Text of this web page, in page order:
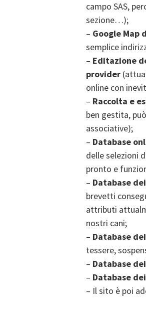
campo SAS,
sezione…);
– Google Map
semplice
– Editazione
provider
online con
– Raccolta e
ben gestita,
associative);
– Database
delle selezioni
pronto e
– Database
brevetti
attributi
nostri cani;
– Database
tessere,
– Database
– Database
– Il sito è poi